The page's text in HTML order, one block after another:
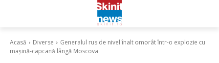
Acasă Diverse
Generalul rus de nivel înalt omorât într-o explozie cu
mașină-capcană lângă Moscova